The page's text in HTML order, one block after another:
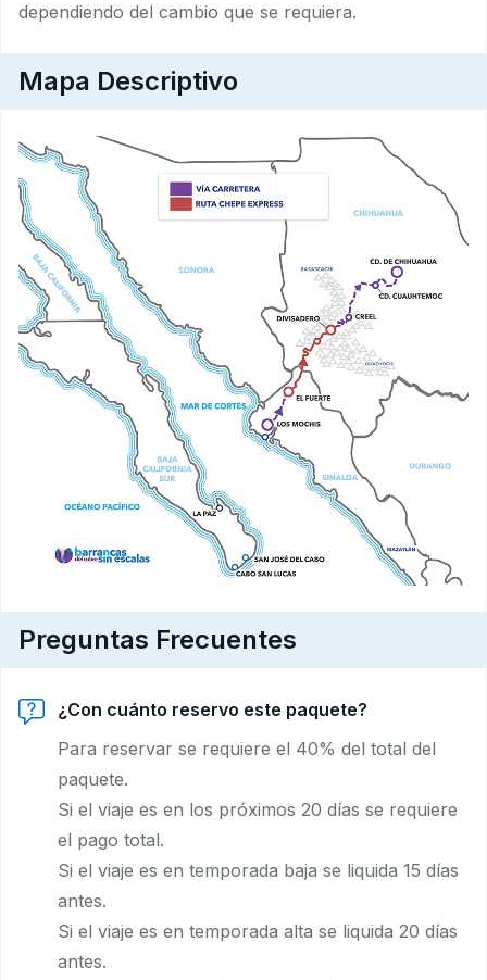
dependiendo del cambio que se requiera.
Mapa Descriptivo
Preguntas Frecuentes
¿Con cuánto reservo este paquete?
Para reservar se requiere el 40% del total del
paquete.
Si el viaje es en los próximos 20 días se requiere
el pago total.
Si el viaje es en temporada baja se liquida 15 días
antes.
Si el viaje es en temporada alta se liquida 20 días
antes.